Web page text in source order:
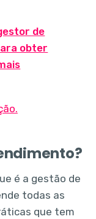
de
obter
é a gestão de
todas as
que tem